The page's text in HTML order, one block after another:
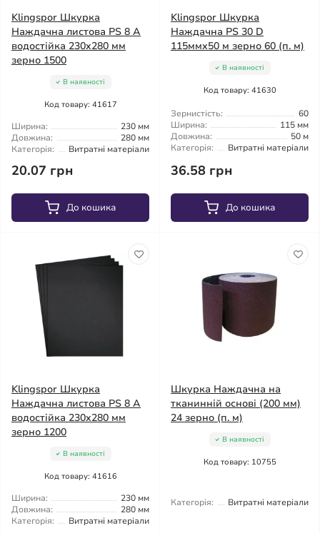
Klingspor Шкурка
Наждачна листова PS 8 A
водостійка 230x280 мм
зерно 1500
В наявності
Код товару: 41617
Ширина:
230 мм
Довжина:
280 мм
Категорія:
Витратні матеріали
20.07 грн
До кошика
Klingspor Шкурка
Наждачна PS 30 D
115ммх50 м зерно 60 (п. м)
В наявності
Код товару: 41630
Зернистість:
60
Ширина:
115 мм
Довжина:
50 м
Категорія:
Витратні матеріали
36.58 грн
До кошика
Klingspor Шкурка
Наждачна листова PS 8 A
водостійка 230x280 мм
зерно 1200
В наявності
Код товару: 41616
Ширина:
230 мм
Довжина:
280 мм
Категорія:
Витратні матеріали
Шкурка Наждачна на
тканинній основі (200 мм)
24 зерно (п. м)
В наявності
Код товару: 10755
Категорія: Витратні матеріали